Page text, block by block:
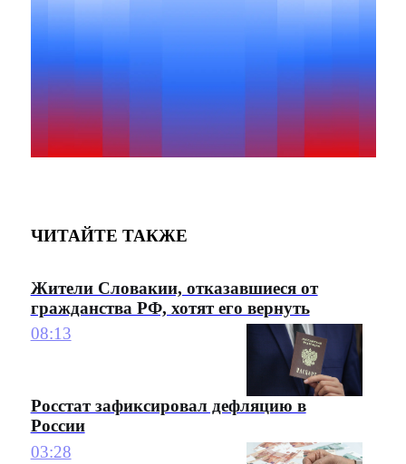
ЧИТАЙТЕ ТАКЖЕ
Жители Словакии, отказавшиеся от
гражданства РФ, хотят его вернуть
08:13
Росстат зафиксировал дефляцию в
России
03:28